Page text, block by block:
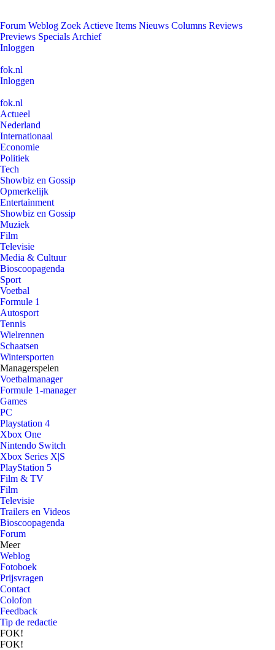
Forum Weblog Zoek Actieve Items Nieuws Columns Reviews
Previews Specials Archief
Inloggen
fok.nl
Inloggen
fok.nl
Actueel
Nederland
Internationaal
Economie
Politiek
Tech
Showbiz en Gossip
Opmerkelijk
Entertainment
Showbiz en Gossip
Muziek
Film
Televisie
Media & Cultuur
Bioscoopagenda
Sport
Voetbal
Formule 1
Autosport
Tennis
Wielrennen
Schaatsen
Wintersporten
Managerspelen
Voetbalmanager
Formule 1-manager
Games
PC
Playstation 4
Xbox One
Nintendo Switch
Xbox Series X|S
PlayStation 5
Film & TV
Film
Televisie
Trailers en Videos
Bioscoopagenda
Forum
Meer
Weblog
Fotoboek
Prijsvragen
Contact
Colofon
Feedback
Tip de redactie
FOK!
FOK!